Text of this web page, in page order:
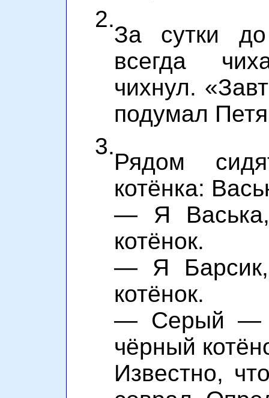
2.
За сутки
всегда
чихнул.
подумал
3.
Рядом
котёнка:
— Я
котёнок.
— Я
котёнок.
— Серый —
чёрный
Известно,